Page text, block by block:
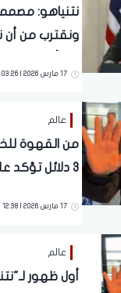
نتنياهو:
ونقترب من
17 مارس 2026 | 03:26 مساءً
عالم
من القهوة
3 دلائل تؤكد
17 مارس 2026 | 12:38 مساءً
عالم
أول ظهور